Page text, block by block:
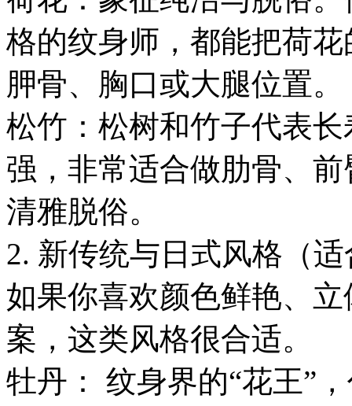
格的纹身师，都能把荷
胛骨、胸口或大腿位置。
松竹：松树和竹子代表
强，非常适合做肋骨、
清雅脱俗。
2. 新传统与日式风格（
如果你喜欢颜色鲜艳、
案，这类风格很合适。
牡丹： 纹身界的“花王”